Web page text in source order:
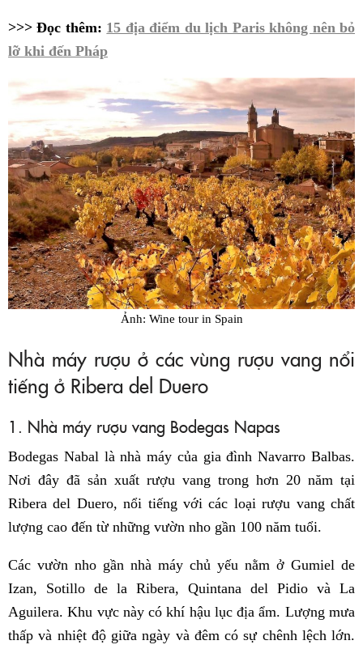
>>> Đọc thêm: 15 địa điểm du lịch Paris không nên bỏ
lỡ khi đến Pháp
Ảnh: Wine tour in Spain
Nhà máy rượu ở các vùng rượu vang nổi
tiếng ở Ribera del Duero
1. Nhà máy rượu vang Bodegas Napas
Bodegas Nabal là nhà máy của gia đình Navarro Balbas.
Nơi đây đã sản xuất rượu vang trong hơn 20 năm tại
Ribera del Duero, nổi tiếng với các loại rượu vang chất
lượng cao đến từ những vườn nho gần 100 năm tuổi.
Các vườn nho gần nhà máy chủ yếu nằm ở Gumiel de
Izan, Sotillo de la Ribera, Quintana del Pidio và La
Aguilera. Khu vực này có khí hậu lục địa ẩm. Lượng mưa
thấp và nhiệt độ giữa ngày và đêm có sự chênh lệch lớn.